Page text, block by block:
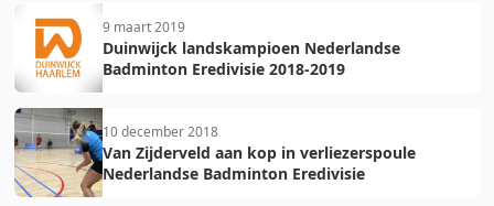
9 maart 2019
Duinwijck landskampioen Nederlandse
Badminton Eredivisie 2018-2019
10 december 2018
Van Zijderveld aan kop in verliezerspoule
Nederlandse Badminton Eredivisie